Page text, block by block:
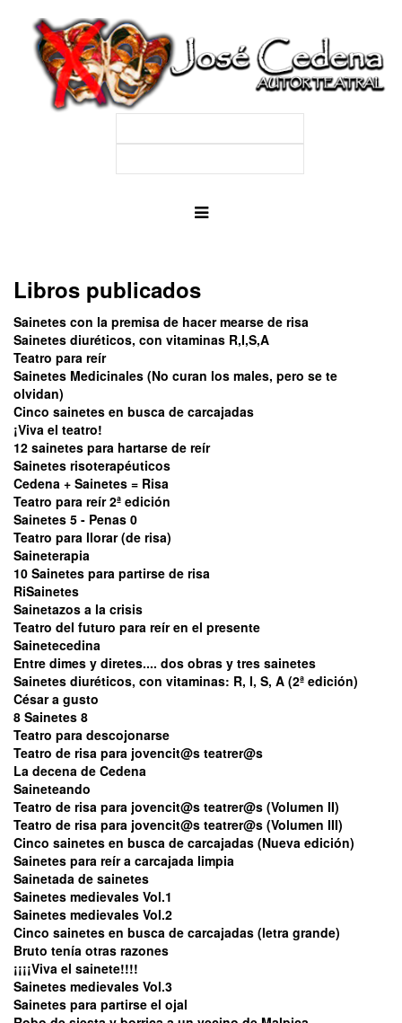
Libros publicados
Sainetes con la premisa de hacer mearse de risa
Sainetes diuréticos, con vitaminas R,I,S,A
Teatro para reír
Sainetes Medicinales (No curan los males, pero se te
olvidan)
Cinco sainetes en busca de carcajadas
¡Viva el teatro!
12 sainetes para hartarse de reír
Sainetes risoterapéuticos
Cedena + Sainetes = Risa
Teatro para reír 2ª edición
Sainetes 5 - Penas 0
Teatro para llorar (de risa)
Saineterapia
10 Sainetes para partirse de risa
RiSainetes
Sainetazos a la crisis
Teatro del futuro para reír en el presente
Sainetecedina
Entre dimes y diretes.... dos obras y tres sainetes
Sainetes diuréticos, con vitaminas: R, I, S, A (2ª edición)
César a gusto
8 Sainetes 8
Teatro para descojonarse
Teatro de risa para jovencit@s teatrer@s
La decena de Cedena
Saineteando
Teatro de risa para jovencit@s teatrer@s (Volumen II)
Teatro de risa para jovencit@s teatrer@s (Volumen III)
Cinco sainetes en busca de carcajadas (Nueva edición)
Sainetes para reír a carcajada limpia
Sainetada de sainetes
Sainetes medievales Vol.1
Sainetes medievales Vol.2
Cinco sainetes en busca de carcajadas (letra grande)
Bruto tenía otras razones
¡¡¡¡Viva el sainete!!!!
Sainetes medievales Vol.3
Sainetes para partirse el ojal